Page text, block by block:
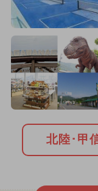
北陸･甲